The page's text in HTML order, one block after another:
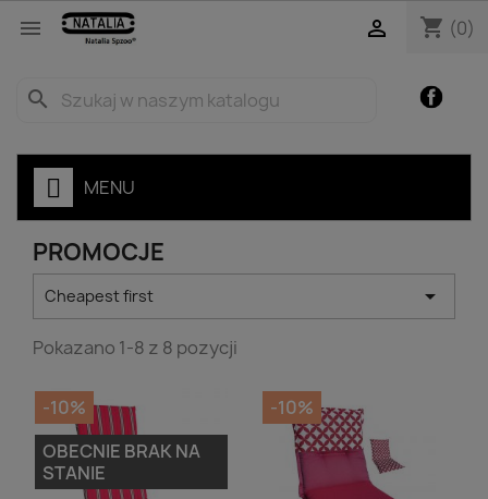
 shopping_cart (0)

search
MENU
PROMOCJE
Cheapest first 
Pokazano 1-8 z 8 pozycji
-10%
OBECNIE BRAK NA
STANIE
-10%